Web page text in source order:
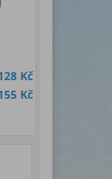
Kč
Kč